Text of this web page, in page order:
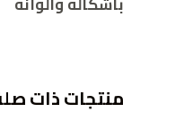
منتجات ذات